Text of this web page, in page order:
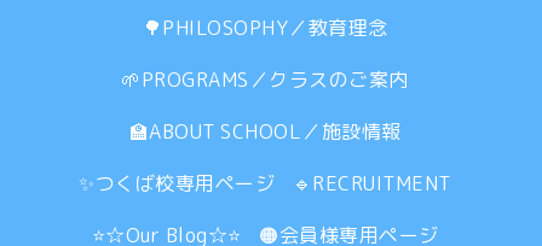
🌳PHILOSOPHY／教育理念
🌱PROGRAMS／クラスのご案内
🏫ABOUT SCHOOL／施設情報
✨つくば校専用ページ
🔹RECRUITMENT
⭐☆Our Blog☆⭐
🟠会員様専用ページ